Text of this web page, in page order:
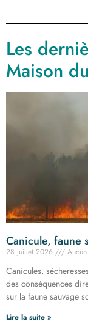
Les
Maison
Canicule, faune
28 juillet 2026
Canicules,
des conséquences
sur la faune sauvage
Lire la suite »